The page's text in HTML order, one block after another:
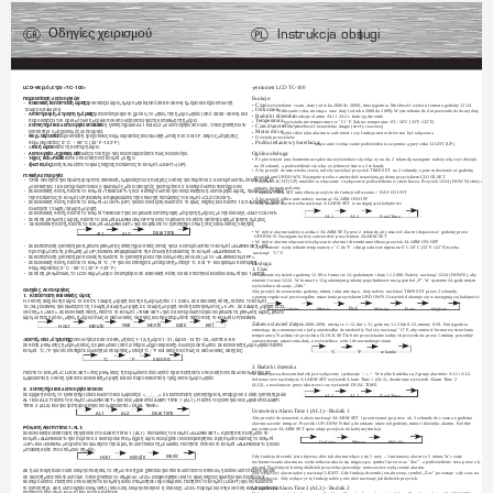
q Instrukcja obs
ługi
k Οδηγίες χειρισμού
LCD-Θερμόμετρο «TC-100»
Παρουσίαση λειτουργιών
•
Κανονική κατάσταση ώρας:Παρουσιάζει ώρα, ημερομηνία(από2000-2099) ημέρα και έχει επιλογή
12ωρου/24ωρου
• Αντίστροφη μέτρηση ημέρας:Μετρά αντίστροφα το χρόνο, το μήνα, την ημερομηνία (από 2000-2099) και
παρουσιάζει τον αριθμό των ημερών που υπολείπονται για την επιθυμητή ημέρα.
•
Ξυπνητήρι και λειτουργία snooze:2 είδη ξυπνητηριών ΑL1 και AL2 με λειτουργία snooze. Όταν χτυπήσει το
ξυπνητήρι ο μηχανισμός λειτουργεί.
• Θερμοκρασία:Παρουσίαση τρέχουσας θερμοκρασίας και αλλαγή μεταξύ οC και οF. Εύρος μέτρησης
θερμοκρασίας: 0° C – 50° C (32° F-122° F)
•
Διπλή ώρα:Βάλτε τη δεύτερη ώρα.
• Λειτουργία μηχανισμού:Επιλέξτε τον ήχο για να αποφασίσετε πως θα ανοίγει.
• Ήχος κουμπιών:Πιέστε οποιοδήποτε κουμπί με ήχο.
•
Φωτισμός:Ανοίξτε/Κλείστε το φως νύχτας πατώντας το κουμπί «LIGHT»(UP).
Γενική Λειτουργία
• Όταν ανοίγετε για πρώτη φορά τη συσκευή, εμφανίζεται η πλήρης οθόνη για περίπου 2 δευτερόλεπτα, έπειτα παίζει
μουσική για 10 δευτερόλεπτα και ο φωτισμός μένει ανοιχτός για περίπου 2 δευτερόλεπτα ταυτόχρονα.
• Σε κανονική θέση, πιέστε το κουμπί «TIME SET» για 2 δευτερόλεπτα για να ξεκινήσει η λειτουργία ώρας, προσαρμόζοντας
την πατώντας το κουμπί UP/DOWN. Επιβεβαιώστε την επιλογή πατώντας το κουμπί «CLOCK SET».
• Σε κανονική θέση, πιέστε το κουμπί «LIGHT»(UP) για να ανοίξετε/κλείσετε το φως νύχτας και πιέστε 12/24(DOWN) για να
αλλάξετε 12ωρη/24ωρη μορφή.
• Σε κανονική θέση, πιέστε το κουμπί TIME SET για να βάλετε αντίστροφη μέτρηση ημέρας με την ένδειξη «DAY COUNT»
• Σε θέση ρύθμισης ώρας, πιέστε το κουμπί ALARM ON/OFF για να το βάλετε σε θέση αντίστροφη μέτρηση ημέρας.
• Σε κανονική θέση, πιέστε το κουμπί «ΑLARM SET» για να βάλετε το ξυπνητήρι όπως στις ακόλουθες οδηγίες
• Σε κατάσταση ξυπνητηριού, βάλτε ρύθμιση ξυπνητηριού πιέζοντας για 2 δευτερόλεπτα το κουμπί «ALARM SET» και
προσαρμόστε τη ρύθμιση με UP/DOWN. Επιβεβαιώστε την επιλογή πατώντας το κουμπί «ALARM SET».
• Σε κατάσταση ξυπνητηριού ανοίξτε/κλείστε το ξυπνητήρι και την αναμονή (snooze) με το «ALARM ON/OFF».
• Σε κανονική θέση, πιέστε το κουμπί °C / °F για να επιτύχετε μετατροπή μεταξύ °C και °F και φάσμα δεύτερης
θερμοκρασίας 0° C –50° C (32° F-122° F)
• Σε θέση ρυθμίσεων, το LCD-θερμόμετρο επιστρέφει σε κανονική θέση αν δεν πατηθεί κανένα κουμπί για 1 λεπτό.
Οδηγίες Λειτουργίας
1. Κατάσταση κανονικής ώρας
Η οθόνη δείχνει την ώρα 12.00 σε 12ωρη μορφή και την ημερομηνία 1.1.2006. Σε κανονική θέση, πιέστε το κουμπί
12/24/(DOWN) για αλλάξετε τη 12ωρη/24ωρη μορφή. Σε 12ωρη μορφή οθόνη απογεύματος με «P». Σε 24ωρη μορφή LCD
οθόνη με «24h». Σε κανονική θέση, πιέστε το κουμπί «TIME SET» για 2 δευτερόλεπτα για να βάλετε τη ρύθμιση ώρας, βάλτε
ώρα, λεπτά, χρόνο, μήνα, ημέρα όπως οι ακόλουθες οδηγίες και προσαρμόστε πιέζοντας το κουμπί UP/DOWN.
Διαστήματα μέτρησης:χρονολογία 2000-2099, μήνας 1-12, ημέρα 1-31, ώρα1-12 ή1-23, λεπτά 0-59
Σε θέση ρύθμισης ημερομηνίας, η εβδομάδα (από Δευτέρα μέχρι Κυριακή) αλλάζει αυτόματα. Σε κανονική ημερομηνία πιέστε
κουμπί °C / °F για να επιτύχετε αλλαγή λειτουργίας μεταξύ °C / °F και second όπως οι ακόλουθες αδηγίες:
Πιέστε το κουμπί «CLOCK SET» στις ρυθμίσεις ή περιμένετε ένα λεπτό πριν πατήσετε οποιοδήποτε άλλο κουμπί για να
εμφανιστεί η οθόνη ξανά σε κανονική μορφή και να παρουσιαστεί η τρέχουσα ημερομηνία
2. Ξυπνητήρι και λειτουργία snooze
Σε αρχική θέση, το ξυπνητήρι είναι κλειστό και εμφανίζει «_ _: _ _». Σε κατάσταση ξυπνητηριού, υπάρχουν 2 είδη ξυπνητηριών
AL1 και AL2. Πιέστε το κουμπί «ALARM SET» για να εμφανιστεί Alarm Time 1 (AL1). Πιέστε το ξανά για να εμφανιστεί Αlarm
Time 2 (ΑL2) και για τρίτη φορά για να εμφανιστεί «DUAL TIME»
Ρύθμιση Αlarm Time 1(AL1)
Σε κανονική κατάσταση πηγαίνετε στο Alarm Time 1 (AL1) πατώντας το κουμπί «ALARM SET». Κρατήστε πατημένο το
κουμπί «ALARM SET» για περίπου 3 δευτερόλεπτα μέχρι η ώρα να αρχίσει να αναβοσβήνει. Χρησιμοποιώντας το κουμπί
«UP» και «DOWN» μπορείτε να αλλάξετε την ώρα, τα λεπτά και τη μελωδία. Πατήστε έντονα το κουμπί «ALARM SET» για να
μετακινηθείτε στο επόμενο σημείο.
Aν η λειτουργία snooze ενεργοποιηθεί, το σήμα του ήχου χτυπάει για πέντε λεπτά στο σύνολο, για ένα λεπτό κάθε φορά
σε διαστήματα πέντε λεπτών. Όταν χτυπάει το σύμβολο «Ζzz» αναβοσβήνει και το φως νύχτας φωτίζει για περίπου 5
δευτερόλεπτα. Πατήστε οποιοδήποτε κουμπί για να σταματήσει προσωρινά; Πατήστε το κουμπί (LIGHT) για να κλείσετε
το ξυπνητήρι. Αν η λειτουργία αναμονής (snooze) ενεργοποιηθεί η ένδειξη «Ζzz» παραμένει στην οθόνη και μπορείτε να
Termometr LCD TC-100
Funkcje:
• Czas:wyświetlanie czasu, daty (od roku 2000 do 2099), dnia tygodnia. Możliwość wyboru formatu godziny 12/24
• Odliczanie:odliczanie roku, miesiąca oraz daty (od roku 2000 do 2099). Wyświetlanie ile dni pozostało do danej daty
• Budzik i drzemka:2 rodzaje alarmu AL1 i AL2 z funkcją drzemki
• Temperatura:wyświetlanie temperatury w ˚C i ˚F. Zakres temperatur: 0˚C-50˚C (32˚F-122˚F)
• Czas dwustrefowy:możliwość ustawienia drugiej strefy czasowej
• Motor drive:wybór dźwięku alarmu w zależności czy funkcja motor drive ma być włączona
• Dźwięki przycisków
• Podświetlanie wyświetlacza:włączanie i wyłączanie podświetlenia za pomocą przycisku LIGHT (UP)
Ogólna obsługa:
• Po pierwszym uruchomieniu urządzenia wyświetlacz się włączy na ok. 2 sekundy, następnie należy włączyć dźwięk
na 10 sekund, a podświetlenie się włączy jednocześnie na 2 sekundy
• Aby przejść do ustawienia czasu, należy naciskać przycisk TIME SET na 2 sekundy, a potem dostosować godzinę
przyciskami UP/DOWN. Następnie trzeba zatwierdzić ustawioną godzinę przyciskiem CLOCK SET
• Przycisk LIGHT (UP) umożliwia włączanie i wyłączanie podświetlenia wyświetlacza. Przycisk 12/24 (DOWN) służy do
zmiany formatu godziny
• Przycisk TIME SET umożliwia przejście do funkcji odliczania > DAY COUNT
• Aby ustawić odliczanie należy nacisnąć ALARM ON/OFF
• Aby ustawić alarm trzeba nacisnąć ALARM SET w następującej kolejności:
• W trybie alarmu należy naciskać ALARM SET przez 2 sekundy, aby ustawić alarm i dopasować godzinę przez
UP/DOWN. Następnie należy zatwierdzić przyciskiem ALARM SET
• W trybie alarmu włączanie/wyłączanie alarmu i drzemki umożliwia przycisk ALARM ON/OFF
• Aby zmienić wyświetlanie temperatury z ˚C do ˚F i drugi zakres temperatur 0˚C-50˚C (32˚F-122˚F) trzeba
nacisnąć
˚C/˚F
Obsługa:
1. Czas
Urządzenie wyświetla godzinę 12.00 w formacie 12-godzinnym i datę 1.1.2006. Należy nacisnąć 12/24 (DOWN), aby
zmienić format 12/24. W formacie 12-godzinnym godziny popołudniowe mają symbol „P”. W systemie 24-godzinnym
wyświetlacz ukazuje „24hr”
Aby przejść do ustawienia godziny, minut, roku, miesiąca, daty należy naciskać TIME SET przez 2 sekundy,
a potem regulować poszczególne ustawienia przyciskiem UP/DOWN. Ustawień dokonuje się w następującej kolejności:
Zakres ustawień daty:rok 2000-2099, miesiące 1-12, dni 1-31, godziny 1-12 lub 0-23, minuty 0-59. Dni tygodnia
zmieniają się automatycznie (od poniedziałku do niedzieli). Należy nacisnąć ˚C/˚F, aby zmienić format wyświetlania
temperatury. Naciśnięcie przycisku CLOCK SET lub nie przyciskanie żadnych przycisków przez 1 minutę powoduje
zatwierdzenie ustawienia daty, a wyświetlacz wróci do normalnego stanu
2. Budzik i drzemka
W stanie początkowym budzik jest wyłączony i pokazuje ‘--:--‘. W trybie budzika są 2 grupy alarmów: AL1 i AL2.
Jednorazowe naciśnięcie ALARM SET wyświetli Alarm Time 1 (AL1), dwukrotne wyświetli Alarm Time 2
(AL2), a naciśnięcie przycisku trzeci raz wyświetli DUAL TIME.
Ustawienia Alarm Time 1 (AL1) – Budzik 1
Aby przejść do ustawień, należy nacisnąć ALARM SET i przytrzymać go przez ok. 3 sekundy do czasu aż godzina
alarmu zacznie mrugać. Przyciski UP i DOWN służą do zmiany ustawień godziny, minut i dźwięku alarmu. Krótkie
przyciśnięcie ALARM SET spowoduje przejście do kolejnej funkcji
Gdy funkcja drzemki jest aktywna, dźwięk alarmu włączy się 5 razy – 1-minutowy alarm co 5 minut. W czasie
rozbrzmiewania alarmu na wyświetlaczu ukaże się migoczący symbol syren oraz ‘Zzz”, a podświetlenie trwa przez ok. 5
sekund. Naciśnięcie któregokolwiek przycisku spowoduje tymczasowe wyłączenie alarmu.
Aby wyłączyć alarm należy nacisnąć LIGHT. Gdy funkcja drzemki jest aktywna, symbol „Zzz” pozostaje cały czas na
wyświetlaczu. Aby wyłączyć tę funkcję należy również nacisnąć jakikolwiek przycisk.
Ustawienia Alarm Time 2 (AL2) – Budzik 2
AL1 AL2 Dual Time
Hour Minute Year Month Date Exit
°C °F second
Hour Minute Music
AL1 AL2 Dual Time
AL1 AL2 Dual Time
AL1 AL2 Dual Time
Godzina Minuta Melodia
Godzina Minuta Rok Miesiąc Data Wyjście
°C °F sekunda